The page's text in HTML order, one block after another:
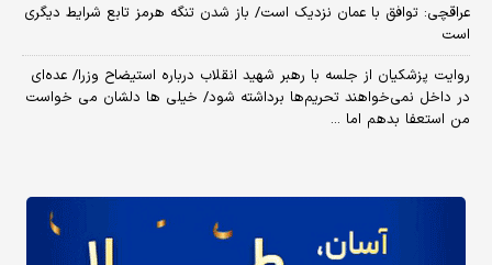
عراقچی: توافق با عمان نزدیک است/ باز شدن تنگه هرمز تابع شرایط دیگری
است
روایت پزشکیان از جلسه با رهبر شهید انقلاب درباره استیضاح وزرا/ عده‌ای
در داخل نمی‌خواهند تحریم‌ها برداشته شود/ خیلی ها دلشان می خواست
من استعفا بدهم اما ...